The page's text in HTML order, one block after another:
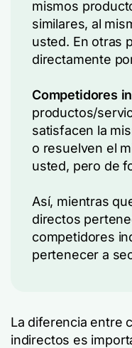
mismos
similares, al
usted. En otras
directamente
Competidores
productos/
satisfacen la
o resuelven el
usted, pero de
Así, mientras
directos
competidores
pertenecer a
La diferencia entre
indirectos es